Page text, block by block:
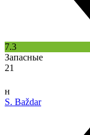
7.3
Запасные
21
н
S. Baždar